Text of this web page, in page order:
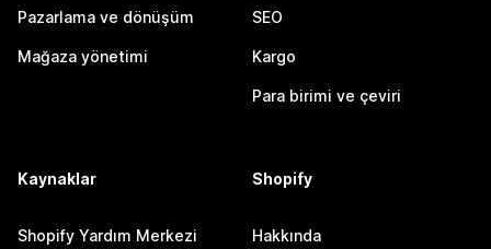
Pazarlama ve dönüşüm
Mağaza yönetimi
SEO
Kargo
Para birimi ve çeviri
Kaynaklar
Shopify Yardım Merkezi
Shopify
Hakkında